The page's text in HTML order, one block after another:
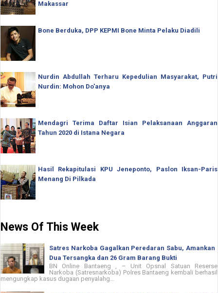
Makassar
Bone Berduka, DPP KEPMI Bone Minta Pelaku Diadili
Nurdin Abdullah Terharu Kepedulian Masyarakat, Putri
Nurdin: Mohon Do'anya
Mendagri Terima Daftar Isian Pelaksanaan Anggaran
Tahun 2020 di Istana Negara
Hasil Rekapitulasi KPU Jeneponto, Paslon Iksan-Paris
Menang Di Pilkada
News Of This Week
Satres Narkoba Gagalkan Peredaran Sabu, Amankan
Dua Tersangka dan 26 Gram Barang Bukti
BN Online Bantaeng , – Unit Opsnal Satuan Reserse
Narkoba (Satresnarkoba) Polres Bantaeng kembali berhasil
mengungkap kasus dugaan penyalahg...